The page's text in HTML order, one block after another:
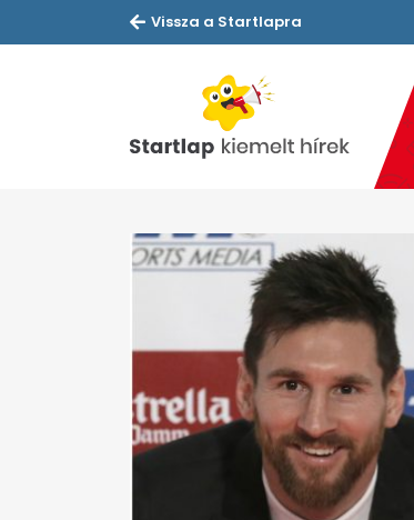
Vissza a Startlapra